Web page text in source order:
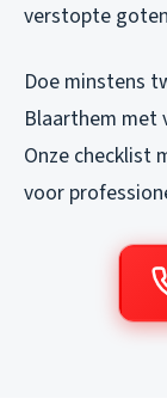
verstopte
Doe minstens
Blaarthem met
Onze checklist
voor